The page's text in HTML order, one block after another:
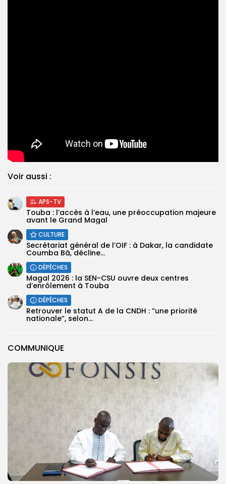
COMMUNIQUE
Voir aussi :
APS-TV
Touba : l’accès à l’eau, une préoccupation majeure
avant le Grand Magal
CULTURE
Secrétariat général de l’OIF : à Dakar, la candidate
Coumba Bâ, décline...
DÉPÊCHES
Magal 2026 : la SEN-CSU ouvre deux centres
d’enrôlement à Touba
DÉPÊCHES
Retrouver le statut A de la CNDH : ”une priorité
nationale”, selon...